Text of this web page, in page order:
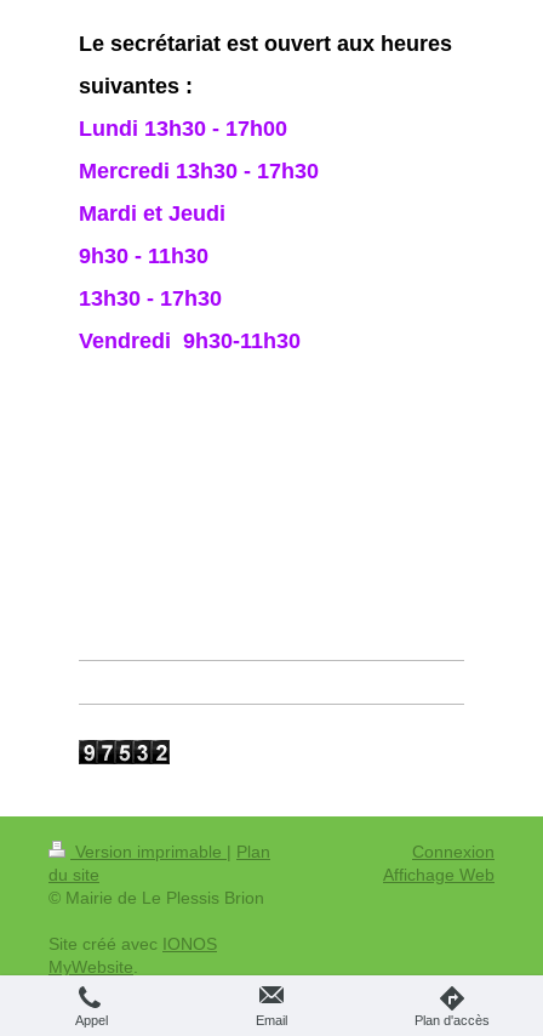
Le secrétariat est ouvert aux heures
suivantes :
Lundi 13h30 - 17h00
Mercredi 13h30 - 17h30
Mardi et Jeudi
9h30 - 11h30
13h30 - 17h30
Vendredi 9h30-11h30
Version imprimable | Plan
du site
© Mairie de Le Plessis Brion
Site créé avec IONOS
MyWebsite.
Connexion
Affichage Web
Appel Email Plan d'accès